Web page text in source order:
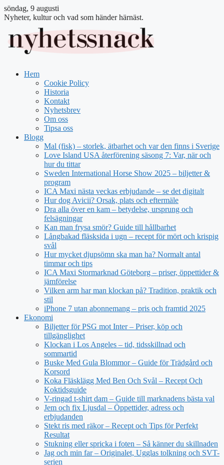
söndag, 9 augusti
Nyheter, kultur och vad som händer härnäst.
Hem
Cookie Policy
Historia
Kontakt
Nyhetsbrev
Om oss
Tipsa oss
Blogg
Mal (fisk) – storlek, ätbarhet och var den finns i Sverige
Love Island USA återförening säsong 7: Var, när och
hur du tittar
Sweden International Horse Show 2025 – biljetter &
program
ICA Maxi nästa veckas erbjudande – se det digitalt
Hur dog Avicii? Orsak, plats och eftermäle
Dra alla över en kam – betydelse, ursprung och
felsägningar
Kan man frysa smör? Guide till hållbarhet
Långbakad fläsksida i ugn – recept för mört och krispig
svål
Hur mycket djupsömn ska man ha? Normalt antal
timmar och tips
ICA Maxi Stormarknad Göteborg – priser, öppettider &
jämförelse
Vilken arm har man klockan på? Tradition, praktik och
stil
iPhone 7 utan abonnemang – pris och framtid 2025
Ekonomi
Biljetter för PSG mot Inter – Priser, köp och
tillgänglighet
Klockan i Los Angeles – tid, tidsskillnad och
sommartid
Buske Med Gula Blommor – Guide för Trädgård och
Korsord
Koka Fläsklägg Med Ben Och Svål – Recept Och
Koktidsguide
V-ringad t-shirt dam – Guide till marknadens bästa val
Jem och fix Ljusdal – Öppettider, adress och
erbjudanden
Stekt ris med räkor – Recept och Tips för Perfekt
Resultat
Stukning eller spricka i foten – Så känner du skillnaden
Jag och min far – Originalet, Ugglas tolkning och SVT-
serien